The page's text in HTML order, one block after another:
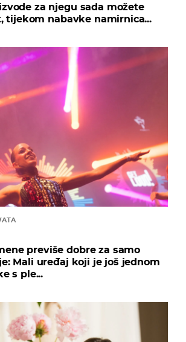
za njegu sada možete
tijekom nabavke namirnica...
previše dobre za samo
Mali uređaj koji je još jednom
s ple...